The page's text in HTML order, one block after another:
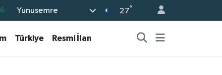
Yunusemre 27°
Türkiye Resmi İlan